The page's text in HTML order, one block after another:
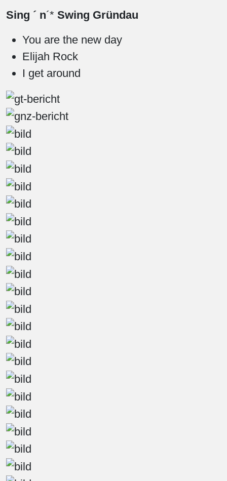
Sing ´ n´* Swing Gründau
You are the new day
Elijah Rock
I get around